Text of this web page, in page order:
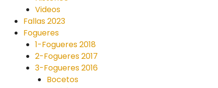
Videos
Fallas 2023
Fogueres
1-Fogueres 2018
2-Fogueres 2017
3-Fogueres 2016
Bocetos